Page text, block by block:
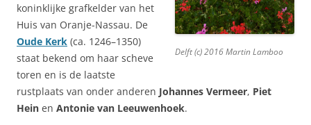
Delft (c) 2016 Martin Lamboo
koninklijke grafkelder van het
Huis van Oranje-Nassau. De
Oude Kerk (ca. 1246–1350)
staat bekend om haar scheve
toren en is de laatste
rustplaats van onder anderen Johannes Vermeer, Piet
Hein en Antonie van Leeuwenhoek.